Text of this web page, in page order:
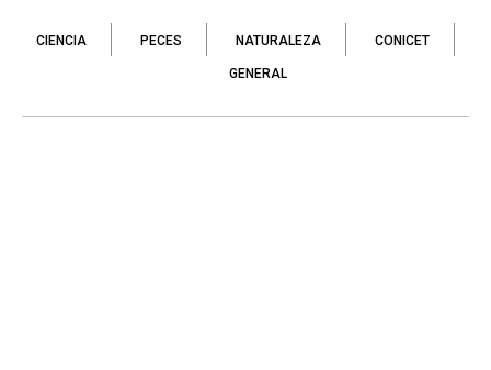
CIENCIA PECES NATURALEZA CONICET
GENERAL